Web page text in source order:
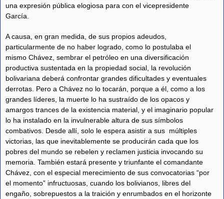
una expresión pública elogiosa para con el vicepresidente
García.
A causa, en gran medida, de sus propios adeudos,
particularmente de no haber logrado, como lo postulaba el
mismo Chávez, sembrar el petróleo en una diversificación
productiva sustentada en la propiedad social, la revolución
bolivariana deberá confrontar grandes dificultades y eventuales
derrotas. Pero a Chávez no lo tocarán, porque a él, como a los
grandes líderes, la muerte lo ha sustraído de los opacos y
amargos trances de la existencia material, y el imaginario popular
lo ha instalado en la invulnerable altura de sus símbolos
combativos. Desde allí, solo le espera asistir a sus múltiples
victorias, las que inevitablemente se producirán cada que los
pobres del mundo se rebelen y reclamen justicia invocando su
memoria. También estará presente y triunfante el comandante
Chávez, con el especial merecimiento de sus convocatorias “por
el momento” infructuosas, cuando los bolivianos, libres del
engaño, sobrepuestos a la traición y enrumbados en el horizonte